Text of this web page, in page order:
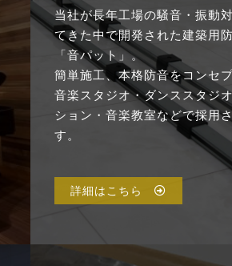
当社が長年工場の騒音・振動
てきた中で開発された建築用
「音パット」。
簡単施工、本格防音をコンセ
音楽スタジオ・ダンススタジ
ション・音楽教室などで採用
す。
詳細はこちら